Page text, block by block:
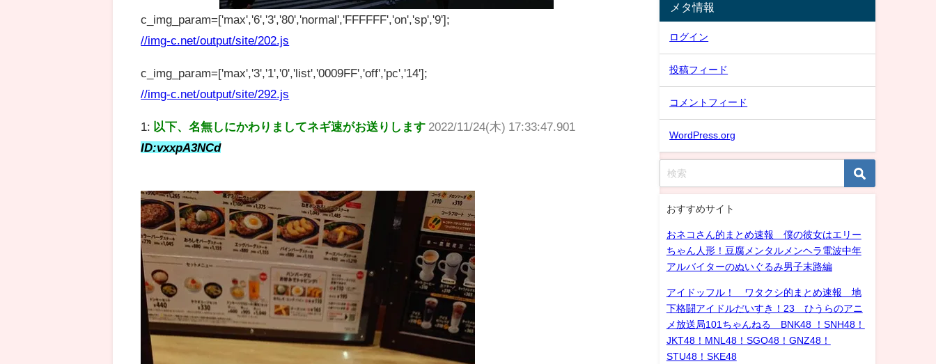
c_img_param=['max','6','3','80','normal','FFFFFF','on','sp','9'];
//img-c.net/output/site/202.js
c_img_param=['max','3','1','0','list','0009FF','off','pc','14'];
//img-c.net/output/site/292.js
1: 以下、名無しにかわりましてネギ速がお送りします 2022/11/24(木) 17:33:47.901
ID:vxxpA3NCd
メタ情報
ログイン
投稿フィード
コメントフィード
WordPress.org
おすすめサイト
おネコさん的まとめ速報 僕の彼女はエリー
ちゃん人形！豆腐メンタルメンヘラ電波中年
アルバイターのぬいぐるみ男子末路編
アイドッフル！ ワタクシ的まとめ速報 地
下格闘アイドルだいすき！23 ひうらのアニ
メ放送局101ちゃんねる BNK48 ！SNH48！
JKT48！MNL48！SGO48！GNZ48！
STU48！SKE48